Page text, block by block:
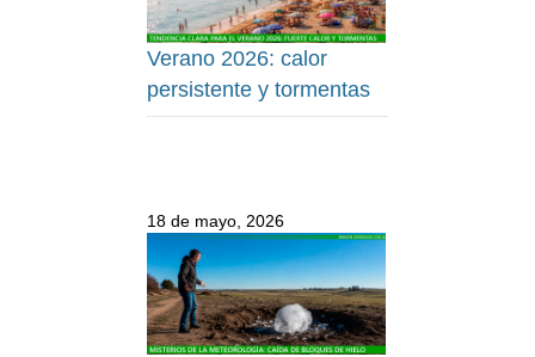
Verano 2026: calor
persistente y tormentas
18 de mayo, 2026